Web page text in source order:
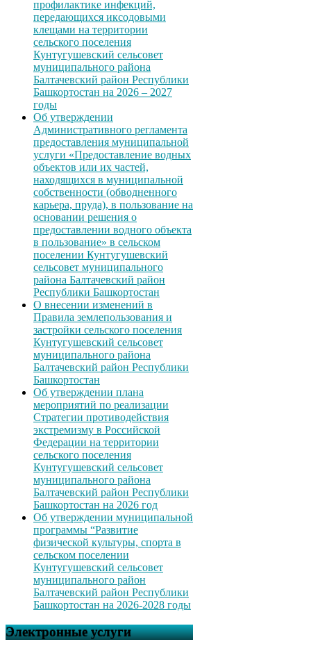
профилактике инфекций,
передающихся иксодовыми
клещами на территории
сельского поселения
Кунтугушевский сельсовет
муниципального района
Балтачевский район Республики
Башкортостан на 2026 – 2027
годы
Об утверждении
Административного регламента
предоставления муниципальной
услуги «Предоставление водных
объектов или их частей,
находящихся в муниципальной
собственности (обводненного
карьера, пруда), в пользование на
основании решения о
предоставлении водного объекта
в пользование» в сельском
поселении Кунтугушевский
сельсовет муниципального
района Балтачевский район
Республики Башкортостан
О внесении изменений в
Правила землепользования и
застройки сельского поселения
Кунтугушевский сельсовет
муниципального района
Балтачевский район Республики
Башкортостан
Об утверждении плана
мероприятий по реализации
Стратегии противодействия
экстремизму в Российской
Федерации на территории
сельского поселения
Кунтугушевский сельсовет
муниципального района
Балтачевский район Республики
Башкортостан на 2026 год
Об утверждении муниципальной
программы “Развитие
физической культуры, спорта в
сельском поселении
Кунтугушевский сельсовет
муниципального район
Балтачевский район Республики
Башкортостан на 2026-2028 годы
Электронные услуги